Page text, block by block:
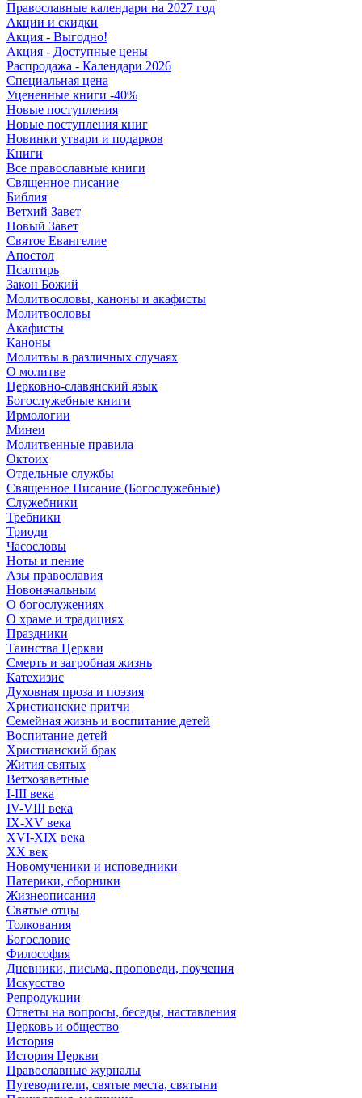
Православные календари на 2027 год
Акции и скидки
Акция - Выгодно!
Акция - Доступные цены
Распродажа - Календари 2026
Специальная цена
Уцененные книги -40%
Новые поступления
Новые поступления книг
Новинки утвари и подарков
Книги
Все православные книги
Священное писание
Библия
Ветхий Завет
Новый Завет
Святое Евангелие
Апостол
Псалтирь
Закон Божий
Молитвословы, каноны и акафисты
Молитвословы
Акафисты
Каноны
Молитвы в различных случаях
О молитве
Церковно-славянский язык
Богослужебные книги
Ирмологии
Минеи
Молитвенные правила
Октоих
Отдельные службы
Священное Писание (Богослужебные)
Служебники
Требники
Триоди
Часословы
Ноты и пение
Азы православия
Новоначальным
О богослужениях
О храме и традициях
Праздники
Таинства Церкви
Смерть и загробная жизнь
Катехизис
Духовная проза и поэзия
Христианские притчи
Семейная жизнь и воспитание детей
Воспитание детей
Христианский брак
Жития святых
Ветхозаветные
I-III века
IV-VIII века
IX-XV века
XVI-XIX века
XX век
Новомученики и исповедники
Патерики, сборники
Жизнеописания
Святые отцы
Толкования
Богословие
Философия
Дневники, письма, проповеди, поучения
Искусство
Репродукции
Ответы на вопросы, беседы, наставления
Церковь и общество
История
История Церкви
Православные журналы
Путеводители, святые места, святыни